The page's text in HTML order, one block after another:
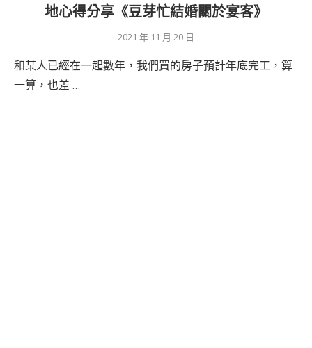
地心得分享《豆芽忙結婚關於宴客》
2021 年 11 月 20 日
和某人已經在一起數年，我們買的房子預計年底完工，算
一算，也差 …